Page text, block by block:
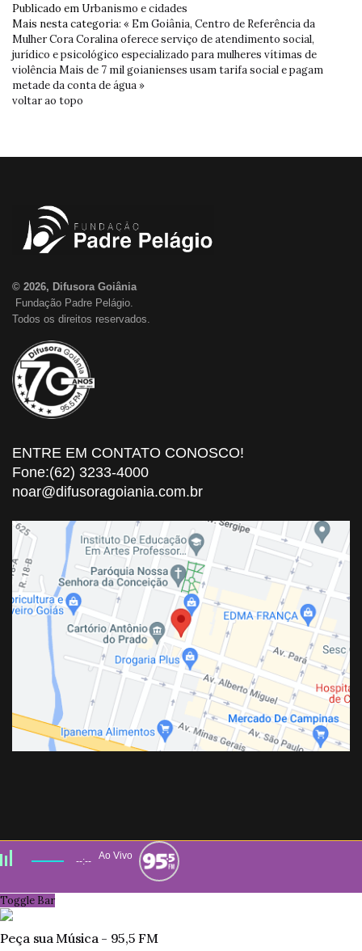
Publicado em Urbanismo e cidades
Mais nesta categoria: « Em Goiânia, Centro de Referência da
Mulher Cora Coralina oferece serviço de atendimento social,
jurídico e psicológico especializado para mulheres vítimas de
violênciaMais de 7 mil goianienses usam tarifa social e pagam
metade da conta de água »
voltar ao topo
© 2026, Difusora Goiânia
Fundação Padre Pelágio.
Todos os direitos reservados.
ENTRE EM CONTATO CONOSCO!
Fone:(62) 3233-4000
noar@difusoragoiania.com.br
--:-- Ao Vivo
Toggle Bar